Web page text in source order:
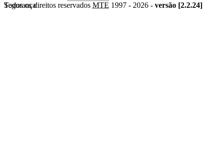
Segurança
Todos os direitos reservados MTE 1997 - 2026 - versão [2.2.24]